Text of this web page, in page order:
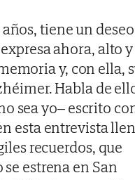
tiene un
ahora, alto y
y, con ella,
Habla de
sea yo– escrito
esta entrevista
recuerdos, que
estrena en San